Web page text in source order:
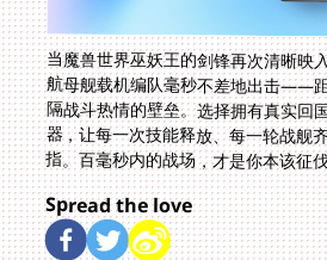
当魔兽世界巫妖王的剑锋再次清晰映
航母舰载机编队毫秒不差地出击——
隔战斗热情的壁垒。选择拥有真实
器，让每一次技能释放、每一轮战
指。百毫秒内的战场，才是你本该征
Spread the love